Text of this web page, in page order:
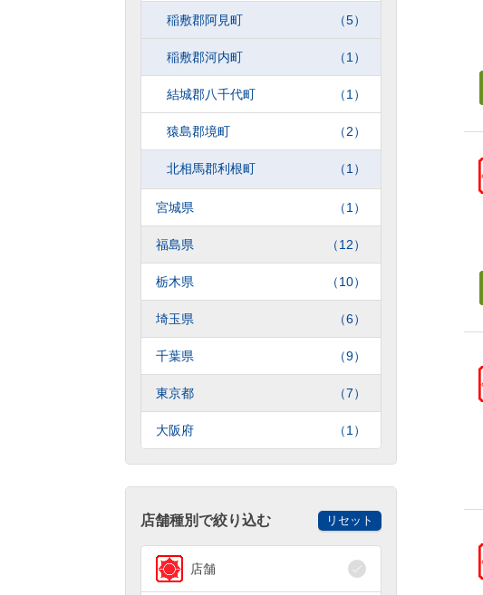
稲敷郡阿見町 （5）
稲敷郡河内町 （1）
結城郡八千代町 （1）
猿島郡境町 （2）
北相馬郡利根町 （1）
宮城県 （1）
福島県 （12）
栃木県 （10）
埼玉県 （6）
千葉県 （9）
東京都 （7）
大阪府 （1）
店舗種別で絞り込む リセット
店舗